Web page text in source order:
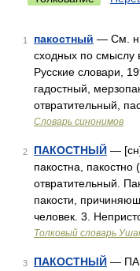
1 пакостный — См.
сходных по
Русские словари,
гадостный,
отвратительный,
Словарь синонимов
2 ПАКОСТНЫЙ —
пакостна,
отвратительный.
пакости,
человек. 3.
Толковый словарь
3 ПАКОСТНЫЙ —